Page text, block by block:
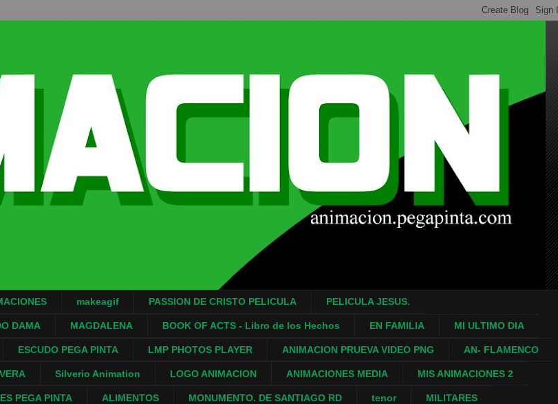
makeagif PASSION DE CRISTO PELICULA PELICULA JESUS.
DAMA MAGDALENA BOOK OF ACTS - Libro de los Hechos EN FAMILIA MI ULTIMO DIA
ESCUDO PEGA PINTA LMP PHOTOS PLAYER ANIMACION PRUEVA VIDEO PNG AN- FLAMENCO
Silverio Animation LOGO ANIMACION ANIMACIONES MEDIA MIS ANIMACIONES 2
PEGA PINTA ALIMENTOS MONUMENTO. DE SANTIAGO RD tenor MILITARES